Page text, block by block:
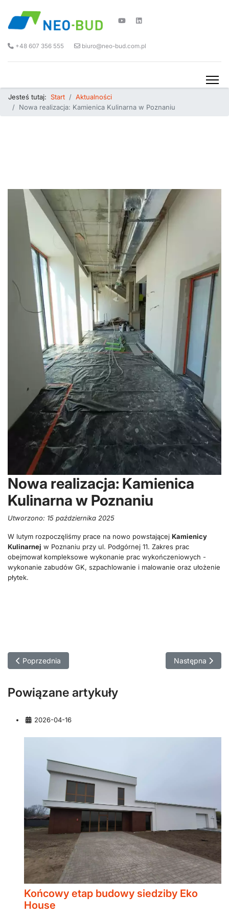
+48 607 356 555 biuro@neo-bud.com.pl
Jesteś tutaj: Start
Aktualności
Nowa realizacja: Kamienica Kulinarna w Poznaniu
Nowa realizacja: Kamienica
Kulinarna w Poznaniu
Utworzono: 15 października 2025
W lutym rozpoczęliśmy prace na nowo powstającej Kamienicy
Kulinarnej w Poznaniu przy ul. Podgórnej 11. Zakres prac
obejmował kompleksowe wykonanie prac wykończeniowych -
wykonanie zabudów GK, szpachlowanie i malowanie oraz ułożenie
płytek.
Poprzednia strona: Rozpoczęcie przebudowy i adaptacji biur
Poprzednia Następna
Następna
Powiązane artykuły
Końcowy etap budowy siedziby Eko
House
Szczegóły
2026-04-16